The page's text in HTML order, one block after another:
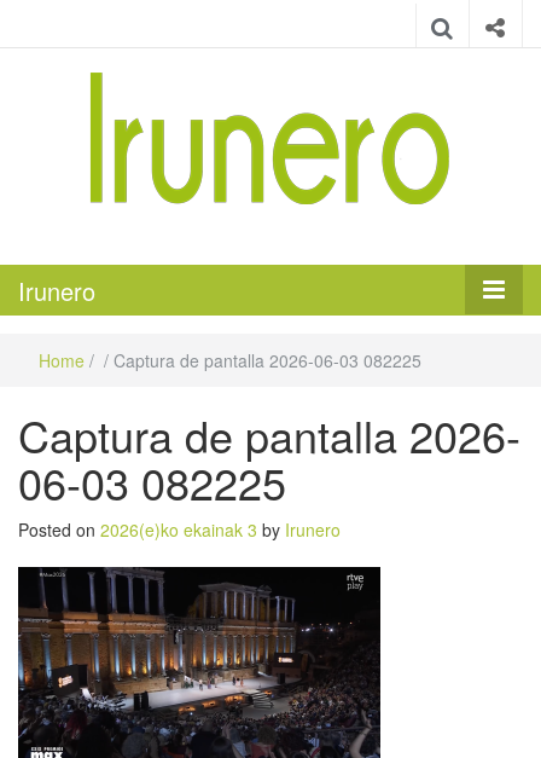
Irunero
Home / / Captura de pantalla 2026-06-03 082225
Captura de pantalla 2026-
06-03 082225
Posted on 2026(e)ko ekainak 3 by Irunero